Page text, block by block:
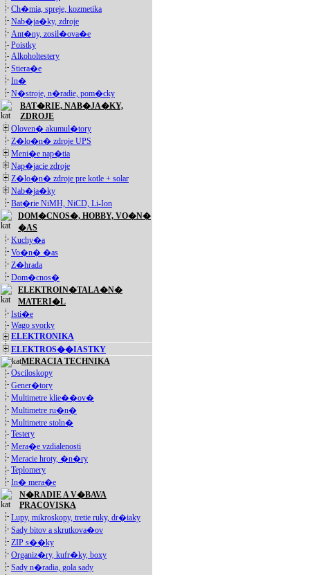
Ch�mia, spreje, kozmetika
Nab�ja�ky, zdroje
Ant�ny, zosil�ova�e
Poistky
Alkoholtestery
Stiera�e
In�
N�stroje, n�radie, pom�cky
BAT�RIE, NAB�JA�KY,
ZDROJE
Oloven� akumul�tory
Z�lo�n� zdroje UPS
Meni�e nap�tia
Nap�jacie zdroje
Z�lo�n� zdroje pre kotle + solar
Nab�ja�ky
Bat�rie NiMH, NiCD, Li-Ion
DOM�CNOS�, HOBBY, VO�N�
�AS
Kuchy�a
Vo�n� �as
Z�hrada
Dom�cnos�
ELEKTROIN�TALA�N�
MATERI�L
Isti�e
Wago svorky
ELEKTRONIKA
ELEKTROS��IASTKY
MERACIA TECHNIKA
Osciloskopy
Gener�tory
Multimetre klie��ov�
Multimetre ru�n�
Multimetre stoln�
Testery
Mera�e vzdialenosti
Meracie hroty, �n�ry
Teplomery
In� mera�e
N�RADIE A V�BAVA
PRACOVISKA
Lupy, mikroskopy, tretie ruky, dr�iaky
Sady bitov a skrutkova�ov
ZIP s��ky
Organiz�ry, kufr�ky, boxy
Sady n�radia, gola sady